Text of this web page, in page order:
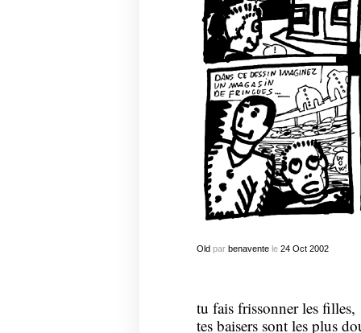
Oldpar benaventele 24 Oct 2002
tu fais frissonner les filles,
tes baisers sont les plus